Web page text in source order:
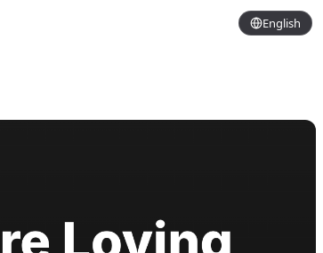
English